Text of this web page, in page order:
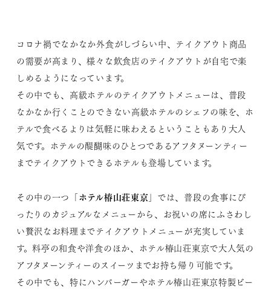
コロナ禍でなかなか外食がしづらい中、テイクアウト商品
の需要が高まり、様々な飲食店のテイクアウトが自宅で楽
しめるようになっています。
その中でも、高級ホテルのテイクアウトメニューは、普段
なかなか行くことのできない高級ホテルのシェフの味を、ホ
テルで食べるよりは気軽に味わえるということもあり大人
気です。ホテルの醍醐味のひとつであるアフタヌーンティー
までテイクアウトできるホテルも登場しています。
その中の一つ「 ホテル椿山荘東京 」では、普段の食事にぴ
ったりのカジュアルなメニューから、お祝いの席にふさわし
い贅沢なお料理までテイクアウトメニューが充実していま
す。料亭の和食や洋食のほか、ホテル椿山荘東京で大人気の
アフタヌーンティーのスイーツまでお持ち帰り可能です。
その中でも、特にハンバーガーやホテル椿山荘東京特製ビー